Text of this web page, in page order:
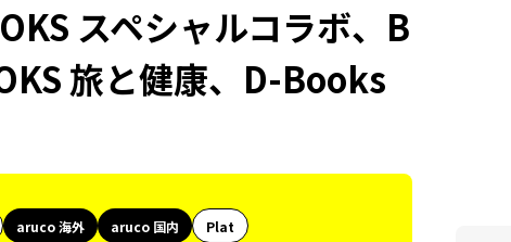
スペシャルコラボ、B
旅と健康、D-Books
aruco 海外 aruco 国内
Plat